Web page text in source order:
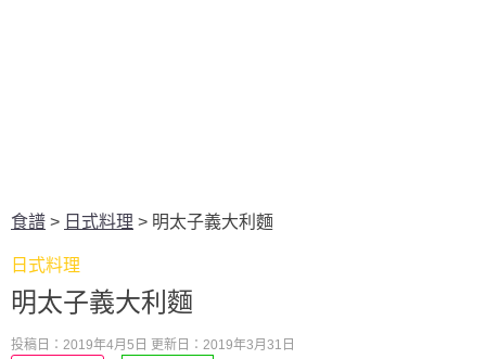
食譜 > 日式料理 > 明太子義大利麵
日式料理
明太子義大利麵
投稿日：2019年4月5日 更新日：2019年3月31日